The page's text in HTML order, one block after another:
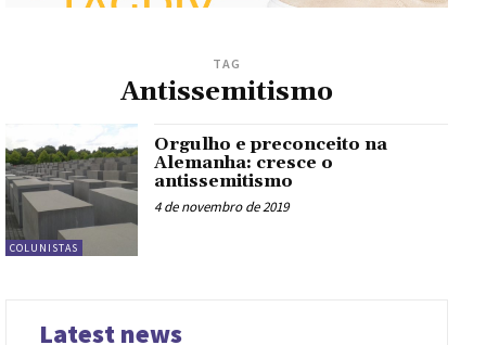
TAG
Antissemitismo
COLUNISTAS
Orgulho e preconceito na
Alemanha: cresce o
antissemitismo
4 de novembro de 2019
Latest news